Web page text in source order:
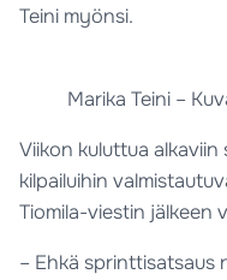
Teini myönsi.
Marika Teini –
Viikon kuluttua
kilpailuihin
Tiomila-viestin jälkeen
– Ehkä sprinttisatsaus